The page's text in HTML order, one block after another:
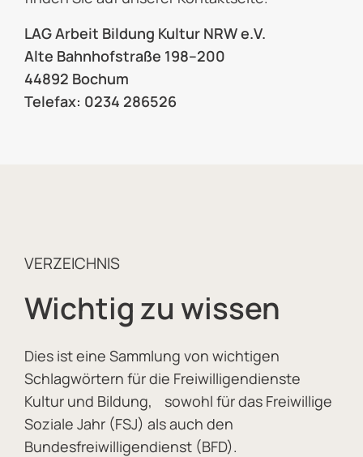
LAG Arbeit Bildung Kultur NRW e.V.
Alte Bahnhofstraße 198–200
44892 Bochum
Telefax: 0234 286526
VERZEICHNIS
Wichtig zu wissen
Dies ist eine Sammlung von wichtigen
Schlagwörtern für die Freiwilligendienste
Kultur und Bildung, sowohl für das Freiwillige
Soziale Jahr (FSJ) als auch den
Bundesfreiwilligendienst (BFD).